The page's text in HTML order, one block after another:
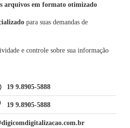
arquivos em formato otimizado
para suas demandas de
e controle sobre sua informação
19 9.8905-5888
19 9.8905-5888